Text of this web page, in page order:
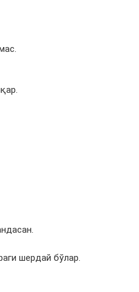
шердай бўлар.